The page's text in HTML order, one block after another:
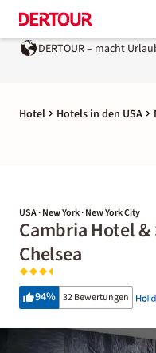
DERTOUR – macht
Hotel Hotels in den USA
USA · New York · New York City
Cambria Hotel
Chelsea
94% 32 Bewertungen